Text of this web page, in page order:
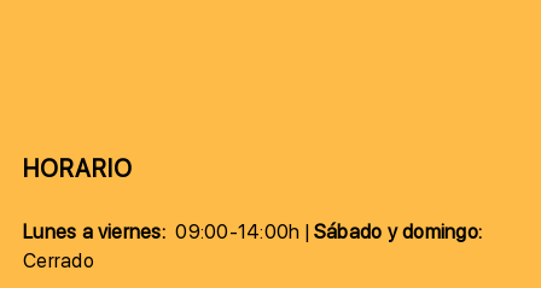
HORARIO
Lunes a viernes:09:00-14:00h |Sábado y domingo:
Cerrado